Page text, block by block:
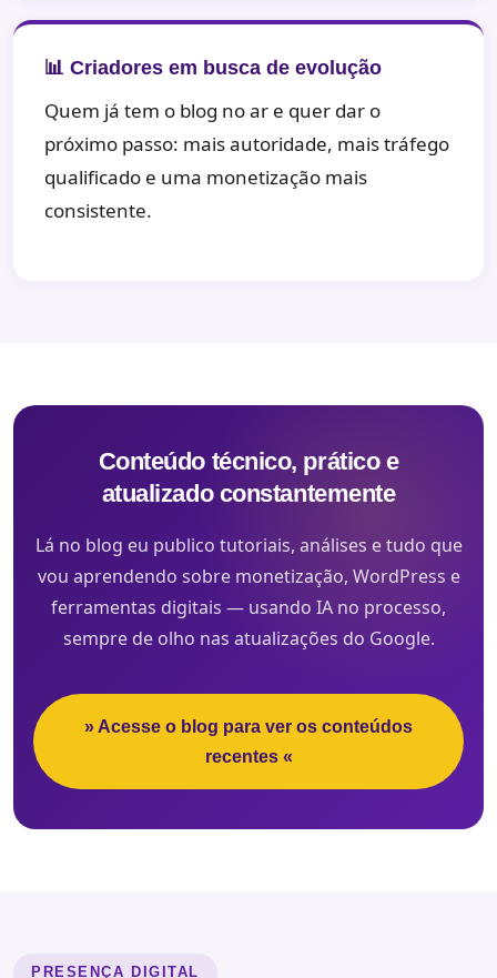
📊 Criadores em busca de evolução
Quem já tem o blog no ar e quer dar o
próximo passo: mais autoridade, mais tráfego
qualificado e uma monetização mais
consistente.
Conteúdo técnico, prático e
atualizado constantemente
Lá no blog eu publico tutoriais, análises e tudo que
vou aprendendo sobre monetização, WordPress e
ferramentas digitais — usando IA no processo,
sempre de olho nas atualizações do Google.
» Acesse o blog para ver os conteúdos
recentes «
PRESENÇA DIGITAL